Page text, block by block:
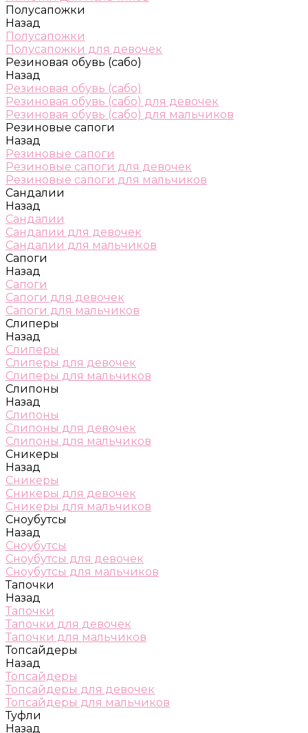
Полусапожки
Назад
Полусапожки
Полусапожки для девочек
Резиновая обувь (сабо)
Назад
Резиновая обувь (сабо)
Резиновая обувь (сабо) для девочек
Резиновая обувь (сабо) для мальчиков
Резиновые сапоги
Назад
Резиновые сапоги
Резиновые сапоги для девочек
Резиновые сапоги для мальчиков
Сандалии
Назад
Сандалии
Сандалии для девочек
Сандалии для мальчиков
Сапоги
Назад
Сапоги
Сапоги для девочек
Сапоги для мальчиков
Слиперы
Назад
Слиперы
Слиперы для девочек
Слиперы для мальчиков
Слипоны
Назад
Слипоны
Слипоны для девочек
Слипоны для мальчиков
Сникеры
Назад
Сникеры
Сникеры для девочек
Сникеры для мальчиков
Сноубутсы
Назад
Сноубутсы
Сноубутсы для девочек
Сноубутсы для мальчиков
Тапочки
Назад
Тапочки
Тапочки для девочек
Тапочки для мальчиков
Топсайдеры
Назад
Топсайдеры
Топсайдеры для девочек
Топсайдеры для мальчиков
Туфли
Назад